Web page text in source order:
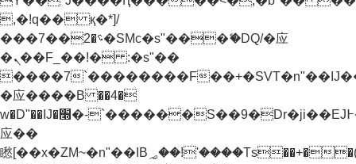
,�!q�� қ�*]/
���؝�2��7�SMc�s"���ޭ�DQ/�应
�ܢ��F_��!� :�s"��
����7`��������F
�应����B ��4�
w�D"��IJ�׭�-`������S��9�Dr�ji��EJ߅��gJ�
应��
矁[��x�ZM~�n"��IB؃��!'����Тѕ��+��(m��IK�ʭ�/|